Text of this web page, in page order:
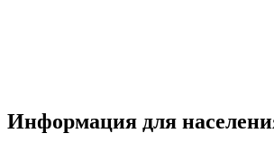
Информация для